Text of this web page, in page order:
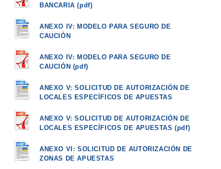
BANCARIA (pdf)
ANEXO IV: MODELO PARA SEGURO DE
CAUCIÓN
ANEXO IV: MODELO PARA SEGURO DE
CAUCIÓN (pdf)
ANEXO V: SOLICITUD DE AUTORIZACIÓN DE
LOCALES ESPECÍFICOS DE APUESTAS
ANEXO V: SOLICITUD DE AUTORIZACIÓN DE
LOCALES ESPECÍFICOS DE APUESTAS (pdf)
ANEXO VI: SOLICITUD DE AUTORIZACIÓN DE
ZONAS DE APUESTAS